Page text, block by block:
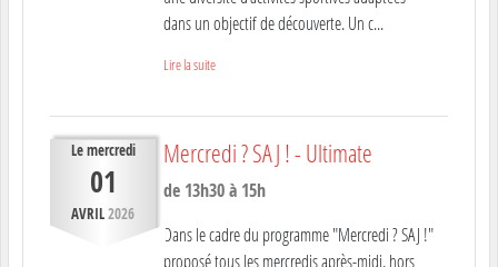
dans un objectif de découverte. Un c...
Lire la suite
Lemercredi
01
AVRIL2026
Mercredi ? SAJ ! - Ultimate
de 13h30 à 15h
Dans le cadre du programme "Mercredi ? SAJ !"
proposé tous les mercredis après-midi, hors